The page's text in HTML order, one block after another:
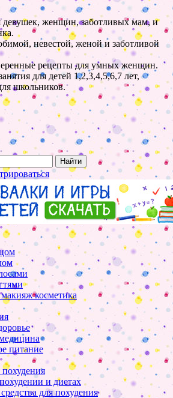
девушек, женщин, заботливых мам, и
невестой, женой и заботливой
рецепты для умных женщин.
для детей 1,2,3,4,5,6,7 лет,
школьников.
косметика
питание
и диетах
для похудения